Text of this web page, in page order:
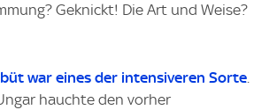
Geknickt! Die Art und Weise?
war eines der intensiveren Sorte.
hauchte den vorher